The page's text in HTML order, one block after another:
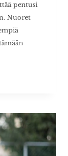
pentusi
Nuoret